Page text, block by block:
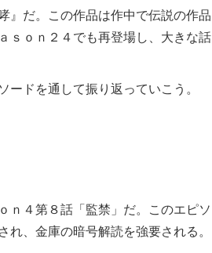
』だ。この作品は作中で伝説の作品
ｓｏｎ２４でも再登場し、大きな話
ドを通して振り返っていこう。
ｎ４第８話「監禁」だ。このエピソ
、金庫の暗号解読を強要される。